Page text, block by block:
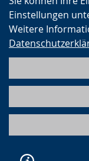
Einstellungen
Weitere